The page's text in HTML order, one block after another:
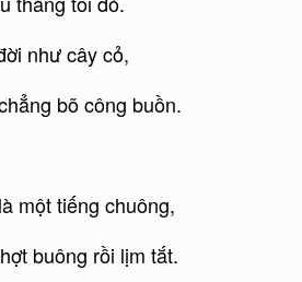
như cây cỏ,
bõ công buồn.
một tiếng chuông,
buông rồi lịm tắt.